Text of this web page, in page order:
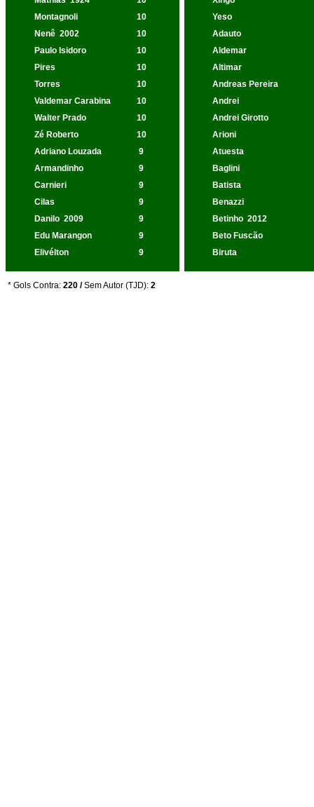
Montagnoli
10
Yeso
Nenê 2002 10
Adauto
Paulo Isidoro
10
Aldemar
Pires
10
Altimar
Torres
10
Andreas Pereira
Valdemar Carabina
10
Andrei
Walter Prado
10
Andrei Girotto
Zé Roberto
10
Arioni
Adriano Louzada
9
Atuesta
Armandinho
9
Baglini
Carnieri
9
Batista
Cilas
9
Benazzi
Danilo 2009 9 Betinho 2012
Edu Marangon
9
Beto Fuscão
Elivélton
9 Biruta
* Gols Contra: 220 /Sem Autor (TJD): 2